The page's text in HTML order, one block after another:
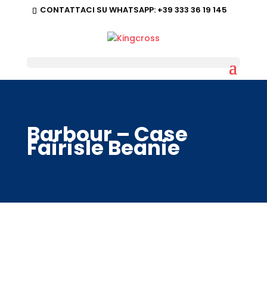
CONTATTACI SU WHATSAPP:+39 333 36 19 145
Barbour – Case
Fairisle Beanie